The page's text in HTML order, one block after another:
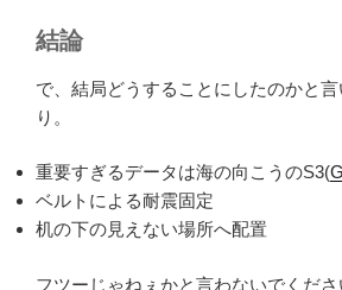
結論
で、結局どうすることにしたのかと
り。
重要すぎるデータは海の向こうのS3(
ベルトによる耐震固定
机の下の見えない場所へ配置
フツーじゃねぇかと言わないでくだ